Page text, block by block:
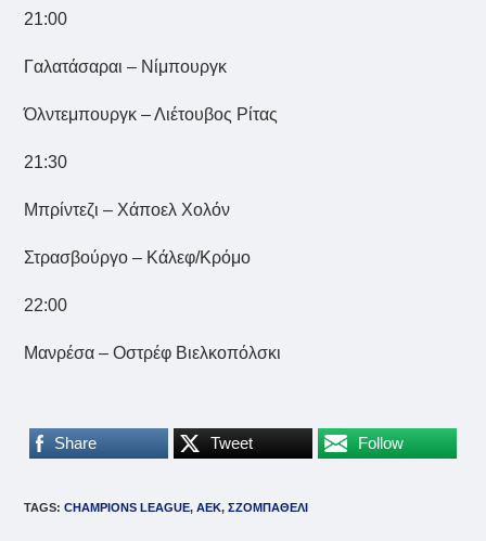
21:00
Γαλατάσαραι – Νίμπουργκ
Όλντεμπουργκ – Λιέτουβος Ρίτας
21:30
Μπρίντεζι – Χάποελ Χολόν
Στρασβούργο – Κάλεφ/Κρόμο
22:00
Μανρέσα – Οστρέφ Βιελκοπόλσκι
Share Tweet Follow
TAGS:CHAMPIONS LEAGUE, ΑΕΚ, ΣΖΟΜΠΑΘΕΛΙ